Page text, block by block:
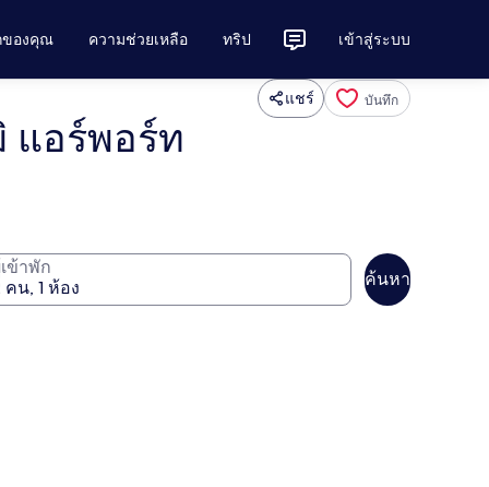
ของคุณ ความช่วยเหลือ ทริป เข้าสู่ระบบ
แชร์ บันทึก
แอร์พอร์ท
ข้าพัก
ค้นหา